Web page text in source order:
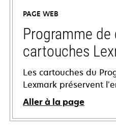
nouvel
onglet
PAGE WEB
Programme
cartouches
Les cartouches du
Lexmark préservent
Aller à la page